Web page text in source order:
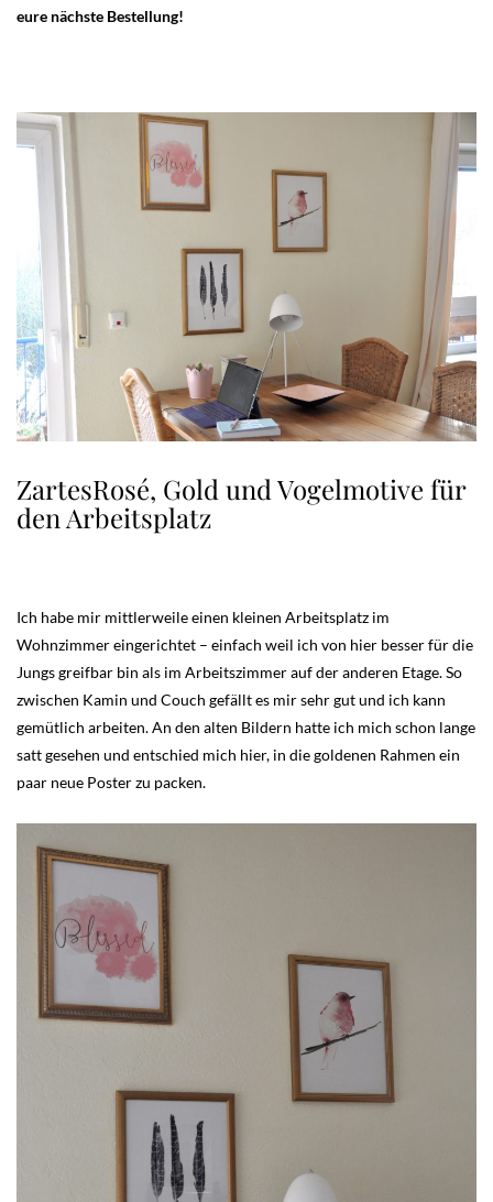
eure nächste Bestellung!
ZartesRosé, Gold und Vogelmotive für
den Arbeitsplatz
Ich habe mir mittlerweile einen kleinen Arbeitsplatz im
Wohnzimmer eingerichtet – einfach weil ich von hier besser für die
Jungs greifbar bin als im Arbeitszimmer auf der anderen Etage. So
zwischen Kamin und Couch gefällt es mir sehr gut und ich kann
gemütlich arbeiten. An den alten Bildern hatte ich mich schon lange
satt gesehen und entschied mich hier, in die goldenen Rahmen ein
paar neue Poster zu packen.